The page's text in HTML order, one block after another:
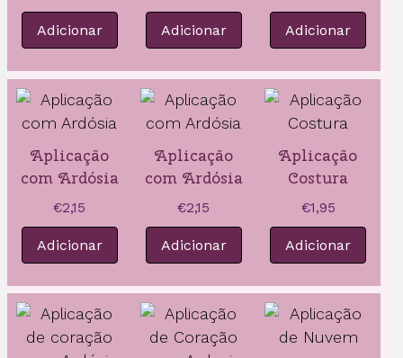
Adicionar Adicionar Adicionar
Aplicação
com Ardósia
€2,15
Adicionar
Aplicação
com Ardósia
€2,15
Adicionar
Aplicação
Costura
€1,95
Adicionar